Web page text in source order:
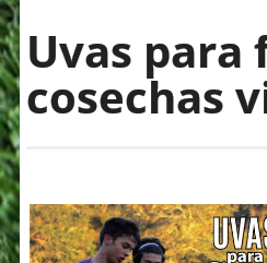
Uvas para
cosechas